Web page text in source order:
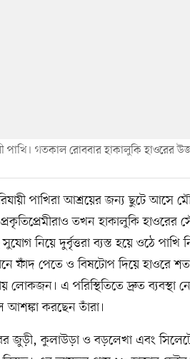
পাখি। গতকাল রোববার হাকালুকি হাওরের
পাখিরা আশ্রয়ের জন্য ছুটে আসে
তখন হাকালুকি হাওরের
নিয়ে দুর্বৃত্তরা ব্যস্ত হয়ে ওঠে
ফাঁদ পেতে ও বিষটোপ দিয়ে হাওরে
লোকজন। এ পরিস্থিতিতে দ্রুত ব্যবস্থা
করছেন তাঁরা।
জুড়ী, কুলাউড়া ও বড়লেখা এবং